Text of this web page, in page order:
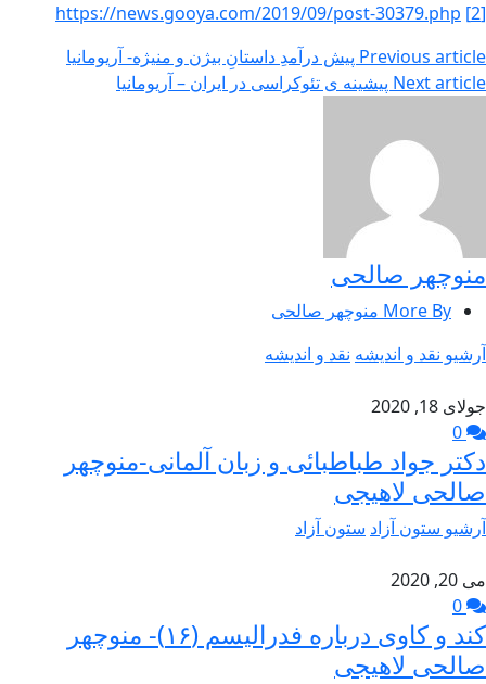
[2]
https://news.gooya.com/2019/09/post-30379.php
Previous article پیش درآمدِ داستانِ بیژن و منیژه- آریومانیا
Next article پیشینه ی تئوکراسی در ایران – آریومانیا
منوچهر صالحی
More By منوچهر صالحی
آرشیو نقد و اندیشه نقد و اندیشه
جولای 18, 2020
دکتر جواد طباطبائی و زبان آلمانی-منوچهر
صالحی لاهیجی
آرشیو ستون آزاد ستون آزاد
می 20, 2020
کند و کاوی درباره فدرالیسم (۱۶)- منوچهر
صالحی لاهیجی